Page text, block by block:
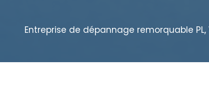
Entreprise de dépannage remorquable PL,